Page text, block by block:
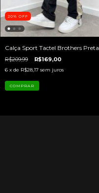
20% OFF
Calça Sport Tactel Brothers Preta
R$209,99 R$169,00
6 x de R$28,17 sem juros
COMPRAR